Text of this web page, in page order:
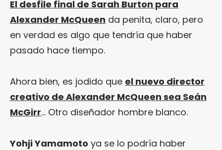
El desfile final de Sarah Burton para
Alexander McQueen da penita, claro, pero
en verdad es algo que tendría que haber
pasado hace tiempo.
Ahora bien, es jodido que el nuevo director
creativo de Alexander McQueen sea Seán
McGirr… Otro diseñador hombre blanco.
Yohji Yamamoto ya se lo podría haber